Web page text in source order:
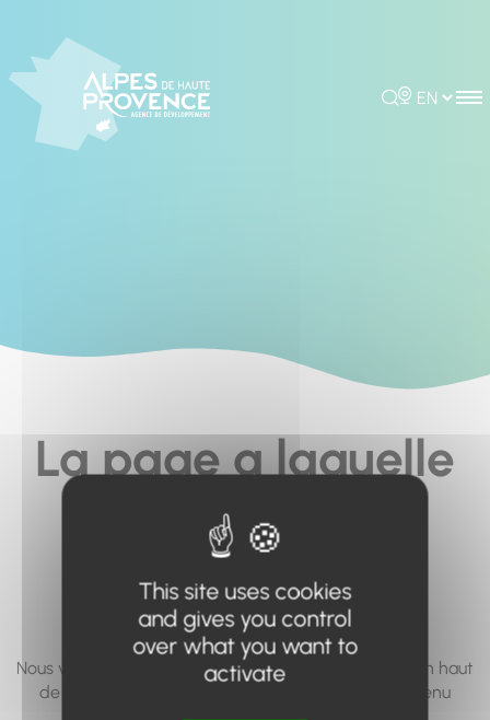
Rechercher
Choisir la
La page a laquelle
vous cherchez à
accéder n'existe
pas... ou plus.
Nous vous invitons à utiliser le moteur de recherche en haut
de page, ou à utiliser le menu pour trouver le contenu
This site uses cookies
and gives you control
over what you want to
activate